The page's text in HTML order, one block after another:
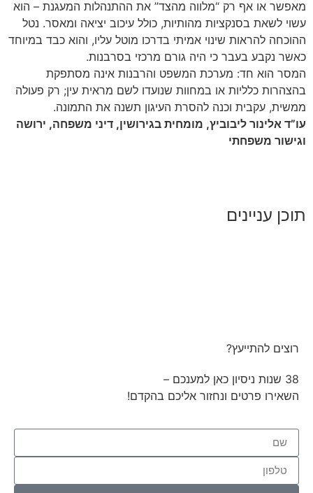
מאפשר או אף רק “מלווה מהצד” את ההתנהלות המעגנת – הוא
עשוי לשאת בסנקציות מהותיות, כולל עיכוב יציאה ומאסר. נטל
ההוכחה להראות שינוי אמיתי בדרכו מוטל עליו, והוא כבד במיוחד
כאשר נקבע בעבר כי היה גורם מרכזי בסרבנות.
המסר הוא חד: מערכת המשפט והרבנות אינה מסתפקת
בהצהרות כלליות או במחוות שנועדו לשם מראית עין; רק פעולה
ממשית, עקבית וכנה להסרת העיגון תשנה את התמונה.
עו”ד אלינור ליבוביץ, מומחית בגירושין, דיני משפחה, ירושה
וגישור משפחתי
תוכן עניינים
רוצים להתייעץ?
38 שנות ניסיון כאן למענכם –
השאירו פרטים ונחזור אליכם בהקדם!